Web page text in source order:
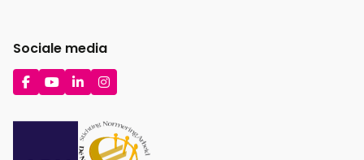
Sociale media
Ga
naar
Facebook
Ga
naar
YouTube
Ga
naar
LinkedIn
Ga
naar
Instagram